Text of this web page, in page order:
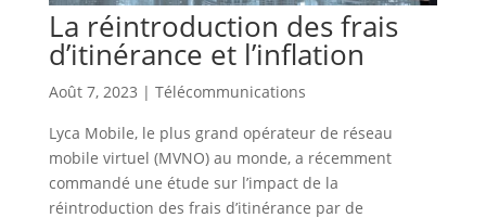
La réintroduction des frais
d’itinérance et l’inflation
Août 7, 2023 | Télécommunications
Lyca Mobile, le plus grand opérateur de réseau
mobile virtuel (MVNO) au monde, a récemment
commandé une étude sur l’impact de la
réintroduction des frais d’itinérance par de